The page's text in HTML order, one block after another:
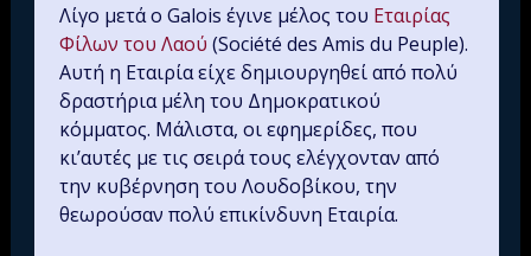
Λίγο μετά ο Galois έγινε μέλος του Εταιρίας
Φίλων του Λαού (Société des Amis du Peuple).
Αυτή η Εταιρία είχε δημιουργηθεί από πολύ
δραστήρια μέλη του Δημοκρατικού
κόμματος. Μάλιστα, οι εφημερίδες, που
κι’αυτές με τις σειρά τους ελέγχονταν από
την κυβέρνηση του Λουδοβίκου, την
θεωρούσαν πολύ επικίνδυνη Εταιρία.